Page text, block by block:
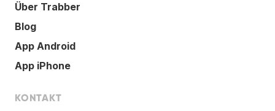
Über Trabber
Blog
App Android
App iPhone
KONTAKT